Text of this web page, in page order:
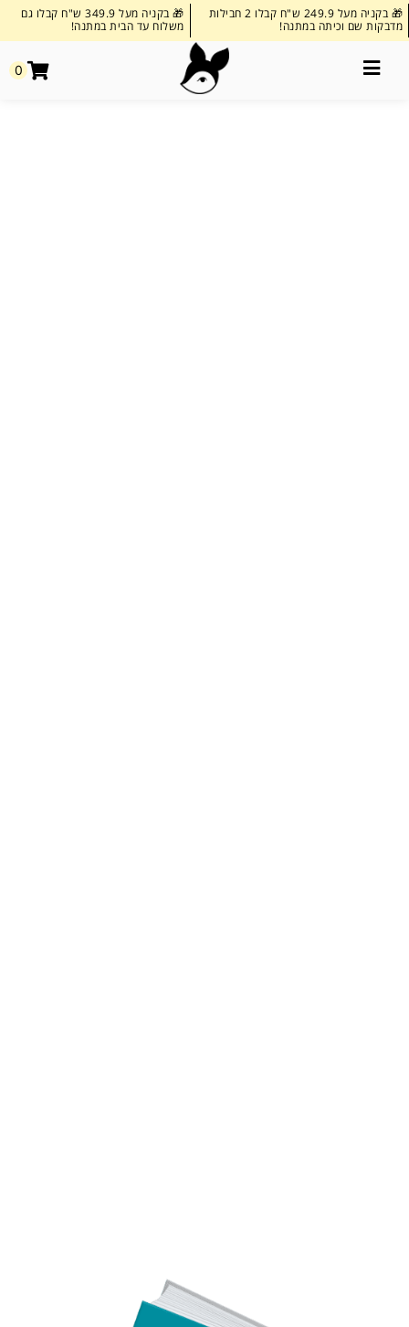
🎁 בקניה מעל 249.9 ש"ח קבלו 2 חבילות
מדבקות שם וכיתה במתנה!
🎁 בקניה מעל 349.9 ש"ח קבלו גם
משלוח עד הבית במתנה!
0